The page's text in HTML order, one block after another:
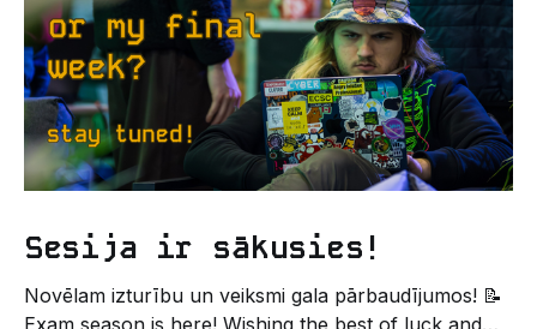
Sesija ir sākusies!
Novēlam izturību un veiksmi gala pārbaudījumos! 📝